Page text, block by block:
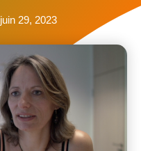
juin 29, 2023